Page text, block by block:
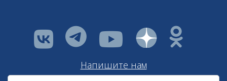
vkontakte youtube
Напишите нам